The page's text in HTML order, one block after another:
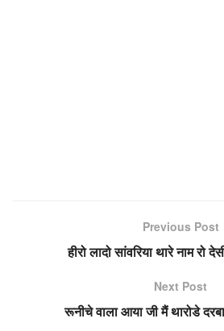
Previous Post
हीरो लादो सांवरिया थारे नाम रो
Next Post
रूनीचे वाला आया जी मैं थारोडे